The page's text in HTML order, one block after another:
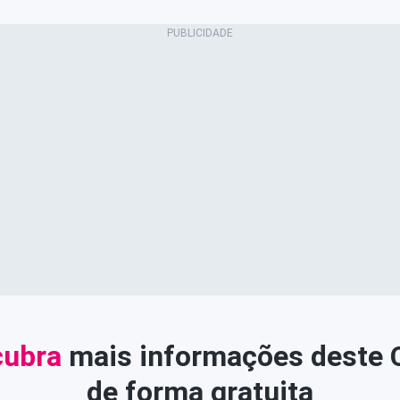
mais informações deste
de forma gratuita